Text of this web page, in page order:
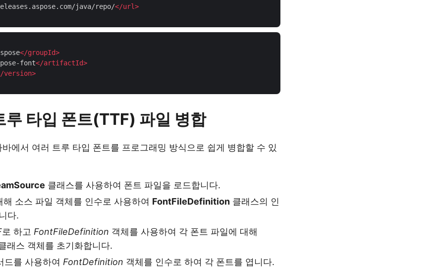
java/repo/</url>
</groupId>
font</artifactId>
version>
루 타입 폰트(TTF) 파일 병합
에서 여러 트루 타입 폰트를 프로그래밍 방식으로 쉽게 병합할 수 있
클래스를 사용하여 폰트 파일을 로드합니다.
해 소스 파일 객체를 인수로 사용하여 FontFileDefinition 클래스의 인
다.
로 하고 FontFileDefinition 객체를 사용하여 각 폰트 파일에 대해
래스 객체를 초기화합니다.
드를 사용하여 FontDefinition 객체를 인수로 하여 각 폰트를 엽니다.